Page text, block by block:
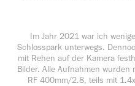
Im Jahr 2021 war ich
Schlosspark unterwegs.
mit Rehen auf der Kamera
Bilder. Alle Aufnahmen wurden
RF 400mm/2.8, teils mit